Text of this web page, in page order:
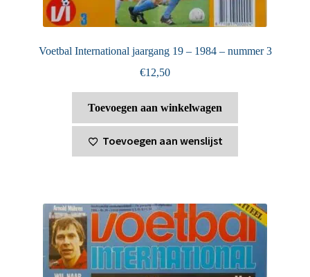
Voetbal International jaargang 19 – 1984 – nummer 3
€12,50
Toevoegen aan winkelwagen
Toevoegen aan wenslijst